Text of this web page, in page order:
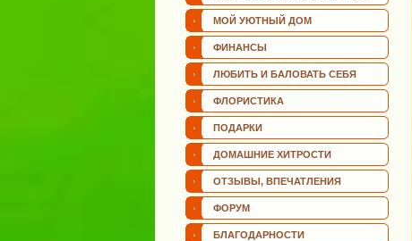
МОЙ УЮТНЫЙ ДОМ
ФИНАНСЫ
ЛЮБИТЬ И БАЛОВАТЬ СЕБЯ
ФЛОРИСТИКА
ПОДАРКИ
ДОМАШНИЕ ХИТРОСТИ
ОТЗЫВЫ, ВПЕЧАТЛЕНИЯ
ФОРУМ
БЛАГОДАРНОСТИ